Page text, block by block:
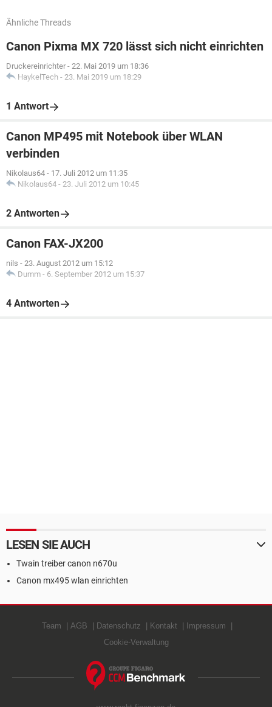
Ähnliche Threads
Canon Pixma MX 720 lässt sich nicht einrichten
Druckereinrichter - 22. Mai 2019 um 18:36
HaykelTech - 23. Mai 2019 um 18:29
1 Antwort
Canon MP495 mit Notebook über WLAN
verbinden
Nikolaus64 - 17. Juli 2012 um 11:35
Nikolaus64 - 23. Juli 2012 um 10:45
2 Antworten
Canon FAX-JX200
nils - 23. August 2012 um 15:12
Dumm - 6. September 2012 um 15:37
4 Antworten
LESEN SIE AUCH
Twain treiber canon n670u
Canon mx495 wlan einrichten
Team AGB Datenschutz Kontakt
Impressum
Cookie-Verwaltung